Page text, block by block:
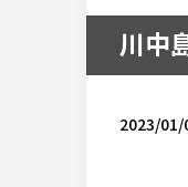
川中
2023/01/